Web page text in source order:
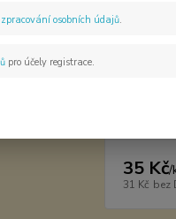
35 Kč/
31 Kč bez
osobních údajů.
pro účely registrace.